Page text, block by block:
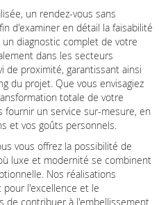
un rendez-vous sans
d'examiner en détail la faisabilité
diagnostic complet de votre
dans les secteurs
de proximité, garantissant ainsi
du projet. Que vous envisagiez
totale de votre
fournir un service sur-mesure, en
et vos goûts personnels.
vous offrez la possibilité de
luxe et modernité se combinent
Nos réalisations
l'excellence et le
de contribuer à l'embellissement